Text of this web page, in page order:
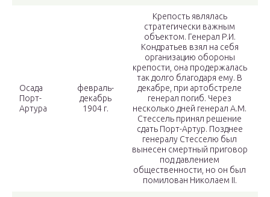
Осада
Порт-
Артура
февраль-
декабрь
1904 г.
Крепость являлась
стратегически важным
объектом. Генерал Р.И.
Кондратьев взял на себя
организацию обороны
крепости, она продержалась
так долго благодаря ему. В
декабре, при артобстреле
генерал погиб. Через
несколько дней генерал А.М.
Стессель принял решение
сдать Порт-Артур. Позднее
генералу Стесселю был
вынесен смертный приговор
под давлением
общественности, но он был
помилован Николаем II.